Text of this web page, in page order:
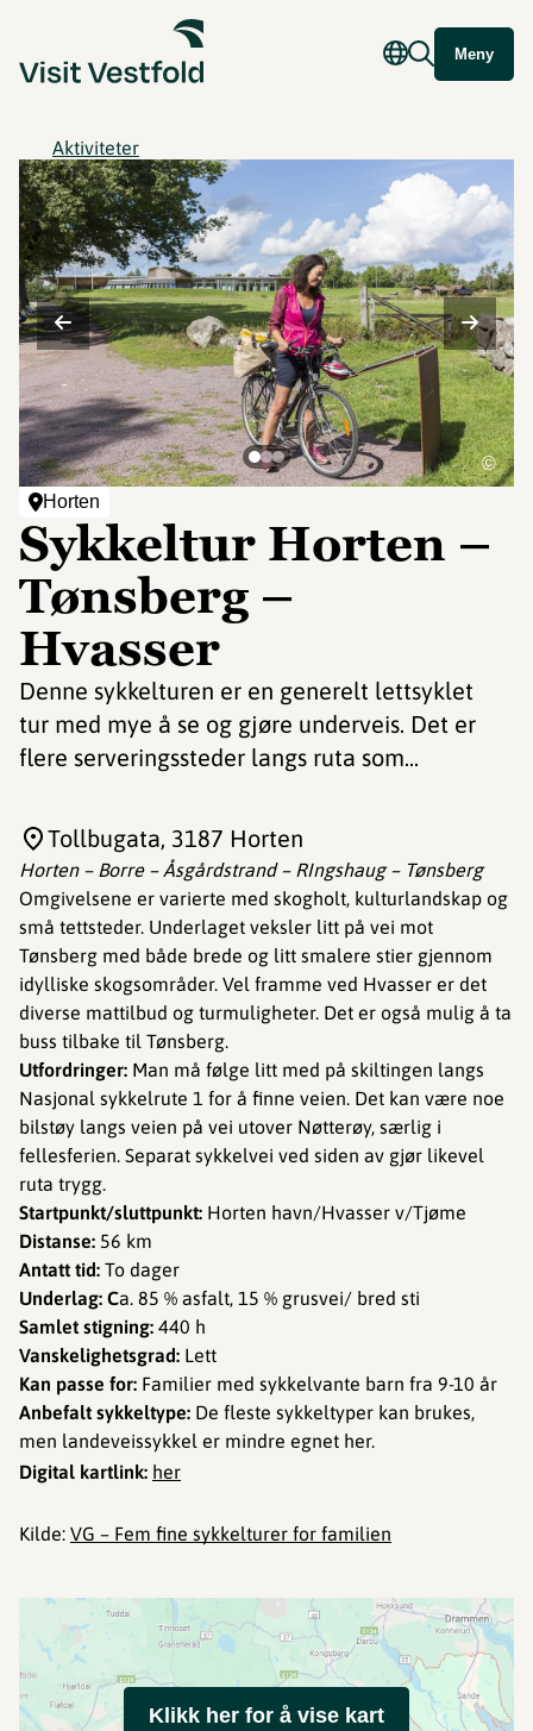
Meny
Aktiviteter
Horten
Sykkeltur Horten –
Tønsberg –
Hvasser
Denne sykkelturen er en generelt lettsyklet
tur med mye å se og gjøre underveis. Det er
flere serveringssteder langs ruta som...
©
Horten – Borre – Åsgårdstrand – RIngshaug – Tønsberg
Omgivelsene er varierte med skogholt, kulturlandskap og
små tettsteder. Underlaget veksler litt på vei mot
Tønsberg med både brede og litt smalere stier gjennom
idylliske skogsområder. Vel framme ved Hvasser er det
diverse mattilbud og turmuligheter. Det er også mulig å ta
buss tilbake til Tønsberg.
Utfordringer: Man må følge litt med på skiltingen langs
Nasjonal sykkelrute 1 for å finne veien. Det kan være noe
bilstøy langs veien på vei utover Nøtterøy, særlig i
fellesferien. Separat sykkelvei ved siden av gjør likevel
ruta trygg.
Startpunkt/sluttpunkt: Horten havn/Hvasser v/Tjøme
Distanse: 56 km
Antatt tid: To dager
Underlag: Ca. 85 % asfalt, 15 % grusvei/ bred sti
Samlet stigning: 440 h
Vanskelighetsgrad: Lett
Kan passe for: Familier med sykkelvante barn fra 9-10 år
Anbefalt sykkeltype: De fleste sykkeltyper kan brukes,
men landeveissykkel er mindre egnet her.
Digital kartlink: her
Kilde: VG – Fem fine sykkelturer for familien
Tollbugata, 3187 Horten
Klikk her for å vise kart